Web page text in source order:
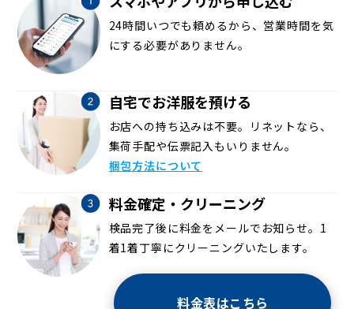
24時間いつでも頼めるから、営業時間を気
にする必要がありません。
自宅でお洋服を預ける
お店への持ち込みは不要。リネットなら、
集荷手配や伝票記入もいりません。
梱包方法について
料金確定・クリーニング
検品完了後に料金をメールでお知らせ。1
着1着丁寧にクリーニングいたします。
料金表はこちら